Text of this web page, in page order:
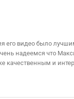
его видео было
надеемся что
качественным и